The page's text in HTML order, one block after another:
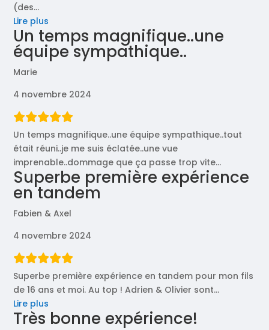
(des…
Lire plus
vraiment
nul!!!!
:):):) »
Un temps magnifique..une
équipe sympathique..
Marie
4 novembre 2024
Un temps magnifique..une équipe sympathique..tout
était réuni..je me suis éclatée..une vue
imprenable..dommage que ça passe trop vite…
Superbe première expérience
en tandem
Fabien & Axel
4 novembre 2024
Superbe première expérience en tandem pour mon fils
de 16 ans et moi. Au top ! Adrien & Olivier sont…
Lire plus
première
Très bonne expérience!